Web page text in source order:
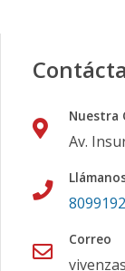
Nuestra
Av.
Correo